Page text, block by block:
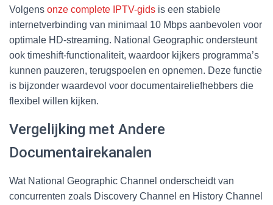
Volgens onze complete IPTV-gids is een stabiele
internetverbinding van minimaal 10 Mbps aanbevolen voor
optimale HD-streaming. National Geographic ondersteunt
ook timeshift-functionaliteit, waardoor kijkers programma’s
kunnen pauzeren, terugspoelen en opnemen. Deze functie
is bijzonder waardevol voor documentaireliefhebbers die
flexibel willen kijken.
Vergelijking met Andere
Documentairekanalen
Wat National Geographic Channel onderscheidt van
concurrenten zoals Discovery Channel en History Channel